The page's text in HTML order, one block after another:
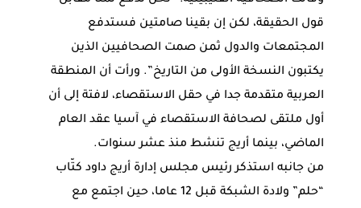
قول الحقيقة، لكن إن بقينا صامتين فستدفع
المجتمعات والدول ثمن صمت الصحافيين الذين
يكتبون النسخة الأولى من التاريخ”. ورأت أن المنطقة
العربية متقدمة جدا في حقل الاستقصاء، لافتة إلى أن
أول ملتقى لصحافة الاستقصاء في آسيا عقد العام
الماضي، بينما أريج تنشط منذ عشر سنوات.
من جانبه استذكر رئيس مجلس إدارة أريج داود كتّاب
“حلم” ولادة الشبكة قبل 12 عاما، حين اجتمع مع